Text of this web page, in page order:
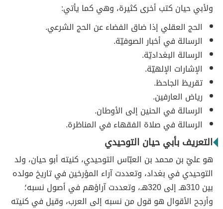
ولأبي حيان كتب أخرى كثيرة، وهي كما يأتي:
الحج العقلي إذا ضاق الفضاء عن الحج الشرعي.
الرسالة في أخبار الصوفيّة.
الرسالة البغداديّة.
الإشارات الإلهيّة.
تقريظ الجاحظ.
رياض العارفين.
الرسالة في الحنين إلى الأوطان.
الرسالة في صلاة الفقهاء في المناظرة.
التعريف بأبي حيان التوحيدي
هو عليّ بن محمد بن العبّاس التوحيدي، كنيته أبو حيان، ولد
التوحيدي في بغداد، وتعددت آراء المؤرخين في تاريخ مولده
بين 310هـ إلى 320هـ، وتعددت آراؤهم في أصول نسبه؛
وأرجح الأقوال هو قول من نسبه إلى العرب، وقيل في كنيته